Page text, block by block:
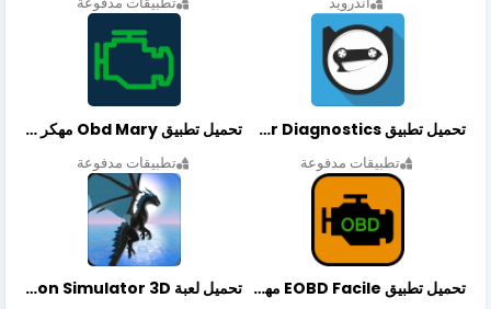
تحميل تطبيق OBDeleven Car Diagnostics مهكر أخر إصدار
تطبيقات مدفوعة
تحميل تطبيق Obd Mary مهكر أخر إصدار
تطبيقات مدفوعة
تحميل تطبيق EOBD Facile مهكر أخر إصدار تحميل لعبة Dragon Simulator 3D مهكرة أخر إصدار